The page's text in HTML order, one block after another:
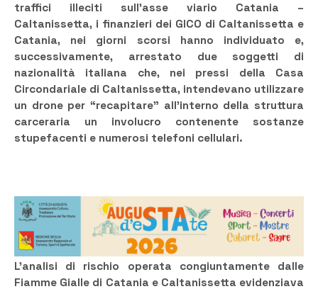
traffici illeciti sull’asse viario Catania –
Caltanissetta, i finanzieri dei GICO di Caltanissetta e
Catania, nei giorni scorsi hanno individuato e,
successivamente, arrestato due soggetti di
nazionalità italiana che, nei pressi della Casa
Circondariale di Caltanissetta, intendevano utilizzare
un drone per “recapitare” all’interno della struttura
carceraria un involucro contenente sostanze
stupefacenti e numerosi telefoni cellulari.
L’analisi di rischio operata congiuntamente dalle
Fiamme Gialle di Catania e Caltanissetta evidenziava